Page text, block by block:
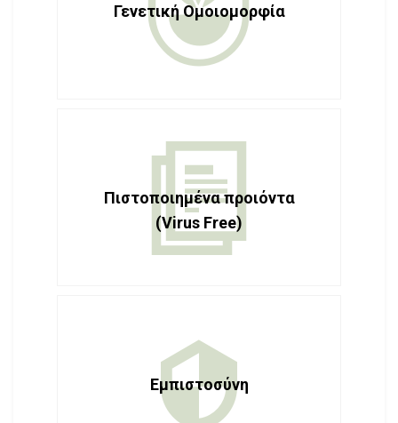
Γενετική Ομοιομορφία
Πιστοποιημένα προιόντα
(Virus Free)
Εμπιστοσύνη